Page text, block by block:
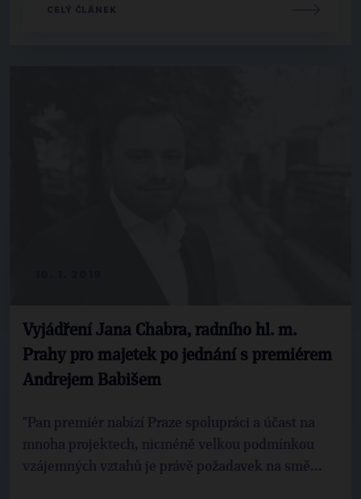
CELÝ ČLÁNEK
Vyjádření Jana Chabra, radního hl. m.
Prahy pro majetek po jednání s premiérem
Andrejem Babišem
"Pan premiér nabízí Praze spolupráci a účast na
mnoha projektech, nicméně velkou podmínkou
vzájemných vztahů je právě požadavek na smě...